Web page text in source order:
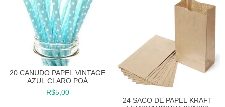
20 CANUDO PAPEL VINTAGE
AZUL CLARO POÁ
CANUDINHO
R$5,00
24 SACO DE PAPEL KRAFT